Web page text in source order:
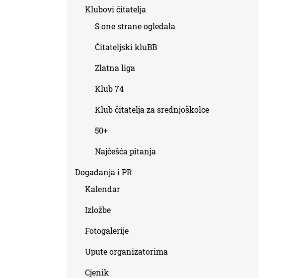
Klubovi čitatelja
S one strane ogledala
Čitateljski kluBB
Zlatna liga
Klub 74
Klub čitatelja za srednjoškolce
50+
Najčešća pitanja
Događanja i PR
Kalendar
Izložbe
Fotogalerije
Upute organizatorima
Cjenik